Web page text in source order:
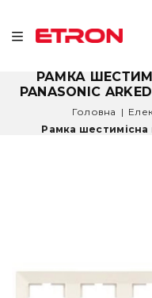
РАМКА
PANASONIC
Головна |
Рамка шестимісна